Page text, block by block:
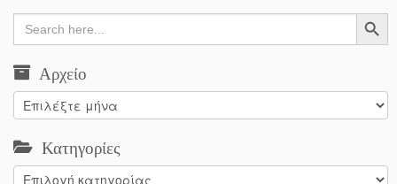
Search
for:
Search Button
Αρχείο
Αρχείο
Κατηγορίες
Κατηγορίες